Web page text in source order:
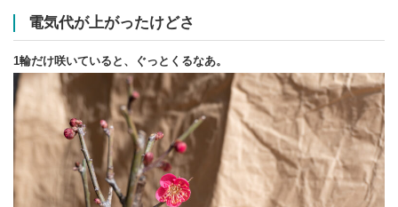
電気代が上がったけどさ
1輪だけ咲いていると、ぐっとくるなあ。